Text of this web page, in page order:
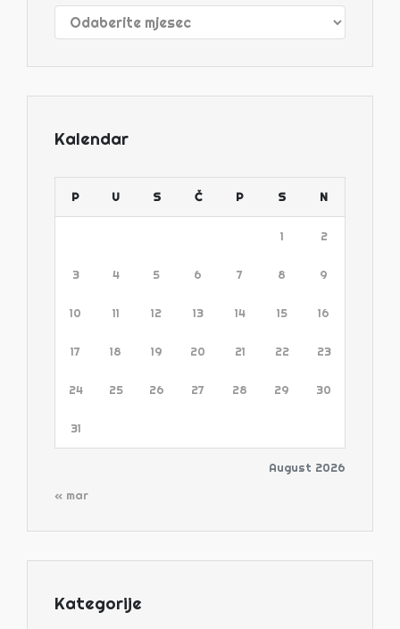
Kalendar
August 2026
P U S Č P S N
1 2
3 4 5 6 7 8 9
10 11 12 13 14 15 16
17 18 19 20 21 22 23
24 25 26 27 28 29 30
31
« mar
Kategorije